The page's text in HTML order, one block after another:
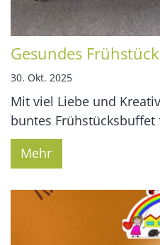
Gesundes Frühstück
30. Okt. 2025
Mit viel Liebe und
buntes Frühstücksbuffet
Mehr